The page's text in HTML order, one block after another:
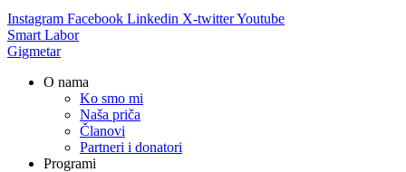
Instagram Facebook Linkedin X-twitterYoutube
Smart Labor
Gigmetar
O nama
Ko smo mi
Naša priča
Članovi
Partneri i donatori
Programi